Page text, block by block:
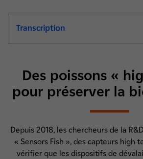
Transcription de la video
Des poissons «
pour préserver la
Depuis 2018, les chercheurs de la
« Sensors Fish », des capteurs high
vérifier que les dispositifs de